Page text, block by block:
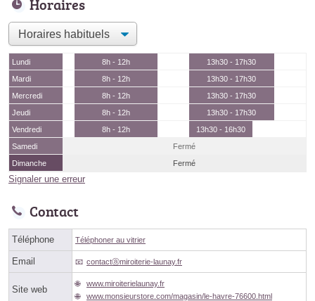
Horaires
Lundi 8h - 12h
13h30 - 17h30
Mardi
8h - 12h
13h30 - 17h30
Mercredi
8h - 12h
13h30 - 17h30
Jeudi
8h - 12h
13h30 - 17h30
Vendredi
8h - 12h
13h30 - 16h30
Samedi
Fermé
Dimanche
Fermé
Signaler une erreur
Contact
Téléphone Téléphoner au vitrier
Email contactⓐmiroiterie-launay.fr
Site web
www.miroiterielaunay.fr
www.monsieurstore.com/magasin/le-havre-76600.html